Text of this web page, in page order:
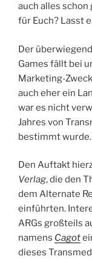
auch alles
für Euch? Lasst
Der
Games fällt bei
Marketing-
auch eher ein
war es nicht
Jahres von
bestimmt wurde.
Den Auftakt
Verlag, die den
dem Alternate
einführten.
ARGs großteils
namens Cagot
dieses